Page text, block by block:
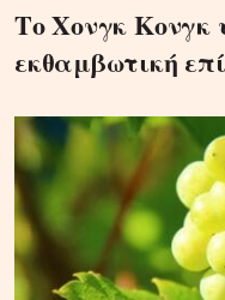
Το Χονγκ Κονγκ
εκθαμβωτική